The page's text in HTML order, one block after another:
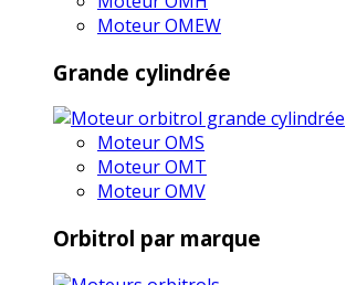
Moteur OMEW
Grande cylindrée
Moteur OMS
Moteur OMT
Moteur OMV
Orbitrol par marque